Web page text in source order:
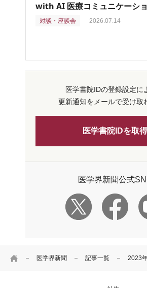
HOME 医学界新聞 記事一覧 2023
with AI 医療コミュニケーシ
対談・座談会 2026.07.14
医学書院IDの登録設定に
更新通知をメールで受け取
医学書院IDを取得
医学界新聞公式